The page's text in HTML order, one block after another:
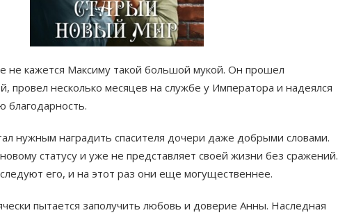
не кажется Максиму такой большой мукой. Он прошел
провел несколько месяцев на службе у Императора и надеялся
благодарность.
нужным наградить спасителя дочери даже добрыми словами.
статусу и уже не представляет своей жизни без сражений.
его, и на этот раз они еще могущественнее.
пытается заполучить любовь и доверие Анны. Наследная